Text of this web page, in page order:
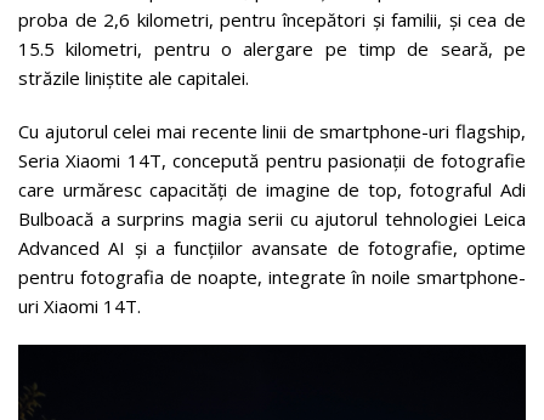
proba de 2,6 kilometri, pentru începători și familii, și cea de
15.5 kilometri, pentru o alergare pe timp de seară, pe
străzile liniștite ale capitalei.
Cu ajutorul celei mai recente linii de smartphone-uri flagship,
Seria Xiaomi 14T, concepută pentru pasionații de fotografie
care urmăresc capacități de imagine de top, fotograful Adi
Bulboacă a surprins magia serii cu ajutorul tehnologiei Leica
Advanced AI și a funcțiilor avansate de fotografie, optime
pentru fotografia de noapte, integrate în noile smartphone-
uri Xiaomi 14T.